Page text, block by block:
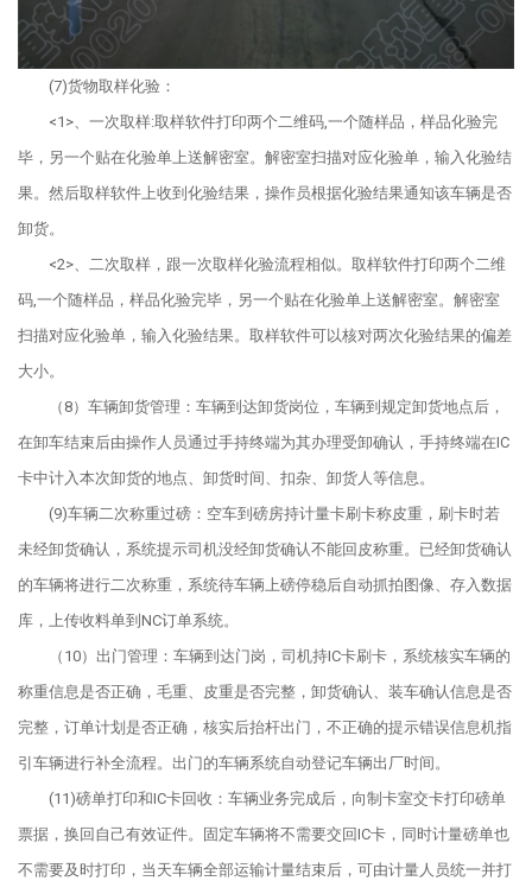
(7)货物取样化验：
<1>、一次取样:取样软件打印两个二维码,一个随样品，样品化验完
毕，另一个贴在化验单上送解密室。解密室扫描对应化验单，输入化验结
果。然后取样软件上收到化验结果，操作员根据化验结果通知该车辆是否
卸货。
<2>、二次取样，跟一次取样化验流程相似。取样软件打印两个二维
码,一个随样品，样品化验完毕，另一个贴在化验单上送解密室。解密室
扫描对应化验单，输入化验结果。取样软件可以核对两次化验结果的偏差
大小。
（8）车辆卸货管理：车辆到达卸货岗位，车辆到规定卸货地点后，
在卸车结束后由操作人员通过手持终端为其办理受卸确认，手持终端在IC
卡中计入本次卸货的地点、卸货时间、扣杂、卸货人等信息。
(9)车辆二次称重过磅：空车到磅房持计量卡刷卡称皮重，刷卡时若
未经卸货确认，系统提示司机没经卸货确认不能回皮称重。已经卸货确认
的车辆将进行二次称重，系统待车辆上磅停稳后自动抓拍图像、存入数据
库，上传收料单到NC订单系统。
（10）出门管理：车辆到达门岗，司机持IC卡刷卡，系统核实车辆的
称重信息是否正确，毛重、皮重是否完整，卸货确认、装车确认信息是否
完整，订单计划是否正确，核实后抬杆出门，不正确的提示错误信息机指
引车辆进行补全流程。出门的车辆系统自动登记车辆出厂时间。
(11)磅单打印和IC卡回收：车辆业务完成后，向制卡室交卡打印磅单
票据，换回自己有效证件。固定车辆将不需要交回IC卡，同时计量磅单也
不需要及时打印，当天车辆全部运输计量结束后，可由计量人员统一并打